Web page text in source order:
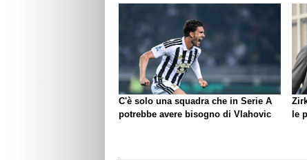
C'è solo una squadra che in Serie A
potrebbe avere bisogno di Vlahovic
le